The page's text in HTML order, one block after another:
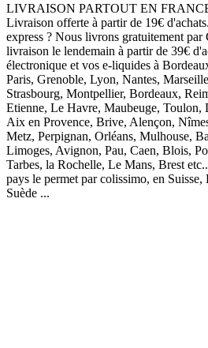
LIVRAISON PARTOUT EN
Livraison offerte à partir de 19€
express ? Nous livrons gratuitement par
livraison le lendemain à partir de 39€
électronique et vos e-liquides à
Paris, Grenoble, Lyon, Nantes,
Strasbourg, Montpellier, Bordeaux,
Etienne, Le Havre, Maubeuge, Toulon,
Aix en Provence, Brive, Alençon,
Metz, Perpignan, Orléans, Mulhouse,
Limoges, Avignon, Pau, Caen, Blois,
Tarbes, la Rochelle, Le Mans, Brest
pays le permet par colissimo, en
Suède ...